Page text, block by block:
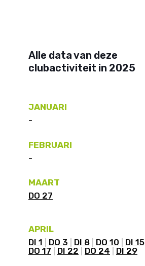
Alle data van deze
clubactiviteit in 2025
JANUARI
-
FEBRUARI
-
MAART
DO 27
APRIL
DI 1
DO 3 DI 8 DO 10
DI 15
DO 17
DI 22 DO 24 DI 29